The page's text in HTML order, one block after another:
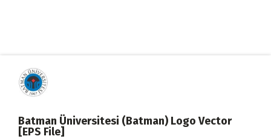
Batman Üniversitesi (Batman) Logo Vector
[EPS File]